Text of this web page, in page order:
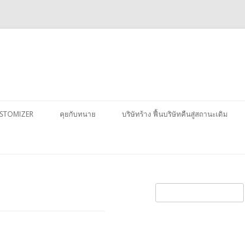
ไป คุยกับทนาย บริษัทร้าง ฟื้นบริษัทคืนสู่สถานะเดิม
น